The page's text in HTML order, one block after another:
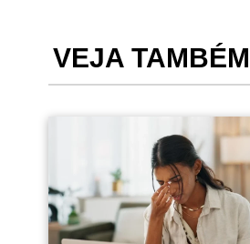
VEJA